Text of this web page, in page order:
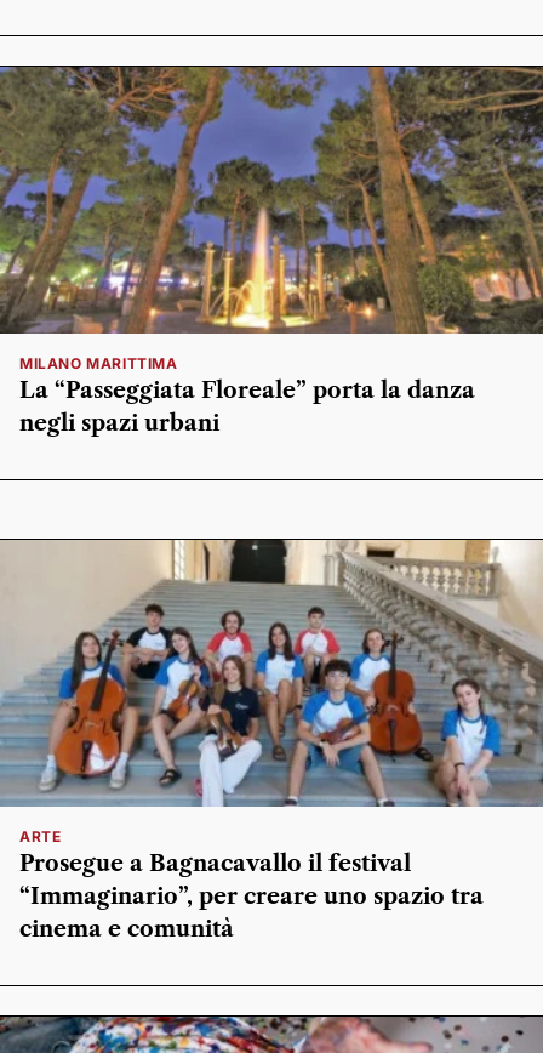
MILANO MARITTIMA
La “Passeggiata Floreale” porta la danza
negli spazi urbani
ARTE
Prosegue a Bagnacavallo il festival
“Immaginario”, per creare uno spazio tra
cinema e comunità